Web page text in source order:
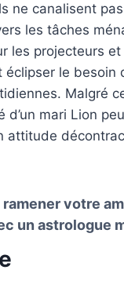
ne canalisent
les tâches
les projecteurs
le besoin
Malgré
d’un mari Lion
attitude
votre
un astrologue